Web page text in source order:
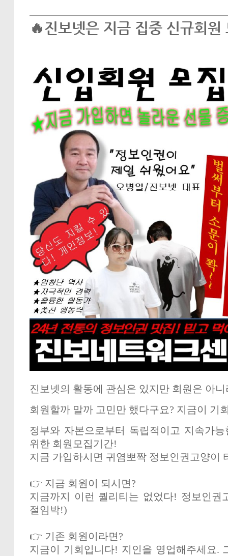
🔥진보넷은 지금 집중 신규회
진보넷의 활동에 관심은 있지만 회원은 아니
회원할까 말까 고민만 했다구요? 지금이 기
정부와 자본으로부터 독립적이고 지속가
위한 회원모집기간!
지금 가입하시면 귀염뽀짝 정보인권고양이
👉 지금 회원이 되시면?
지금까지 이런 퀄리티는 없었다! 정보인권
절임박!)
👉 기존 회원이라면?
지금이 기회입니다! 지인을 영업해주세요.